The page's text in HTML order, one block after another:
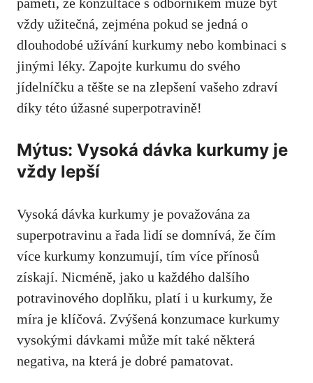
‌vždy užitečná, zejména pokud se jedná o⁢
dlouhodobé⁣ užívání⁤ kurkumy nebo kombinaci s
jinými⁢ léky. Zapojte kurkumu do svého
jídelníčku a těšte ⁤se na zlepšení vašeho ‌zdraví
díky této úžasné⁣ superpotravině!
Mýtus: Vysoká⁤ dávka ⁣kurkumy je
vždy lepší
Vysoká dávka kurkumy je ⁤považována ‌za
superpotravinu a řada lidí se domnívá, že čím
více ⁣kurkumy konzumují, tím více⁣ přínosů
získají. Nicméně, jako u každého dalšího
potravinového‍ doplňku, platí ⁤i​ u kurkumy, že
míra je klíčová. Zvýšená konzumace kurkumy⁣
vysokými dávkami může mít také některá
⁤negativa, na ⁤která⁤ je dobré pamatovat.